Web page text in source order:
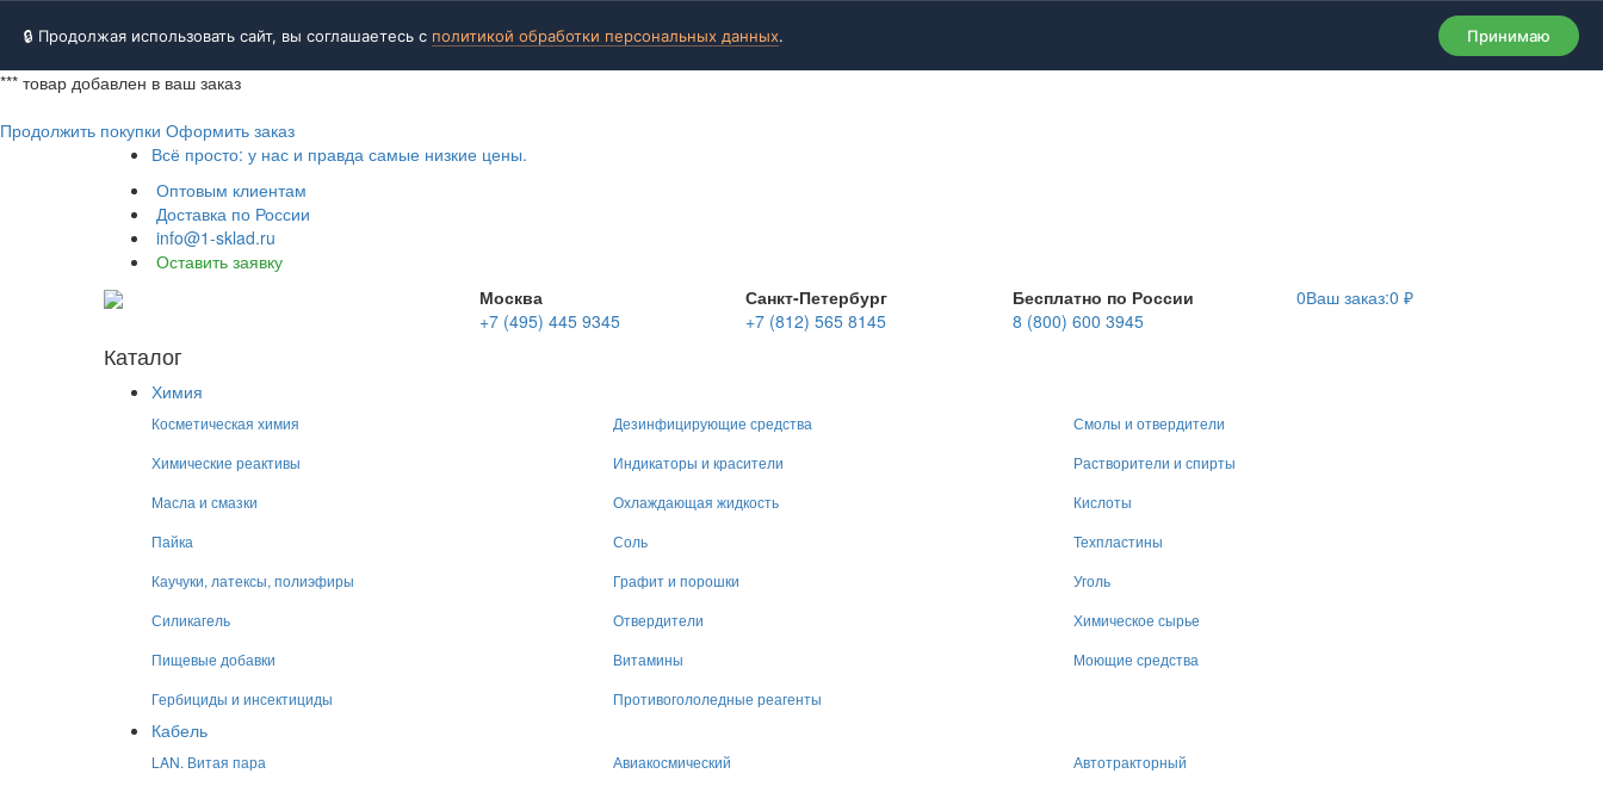
🔒 Продолжая использовать сайт, вы соглашаетесь с политикой обработки персональных данных. Принимаю
*** товар добавлен в ваш заказ
Продолжить покупки Оформить заказ
Всё просто: у нас и правда самые низкие цены.
Оптовым клиентам
Доставка по России
info@1-sklad.ru
Оставить заявку
Москва
+7 (495) 445 9345
Санкт-Петербург
+7 (812) 565 8145
Бесплатно по России
8 (800) 600 3945
0Ваш заказ:0 ₽
Каталог
Химия
Косметическая химия Дезинфицирующие средства
Смолы и отвердители
Химические реактивы
Индикаторы и красители
Растворители и спирты
Масла и смазки
Охлаждающая жидкость
Кислоты
Пайка
Соль
Техпластины
Каучуки, латексы, полиэфиры
Графит и порошки
Уголь
Силикагель
Отвердители
Химическое сырье
Пищевые добавки
Витамины
Моющие средства
Гербициды и инсектициды
Противогололедные реагенты
Кабель
LAN. Витая пара Авиакосмический
Автотракторный